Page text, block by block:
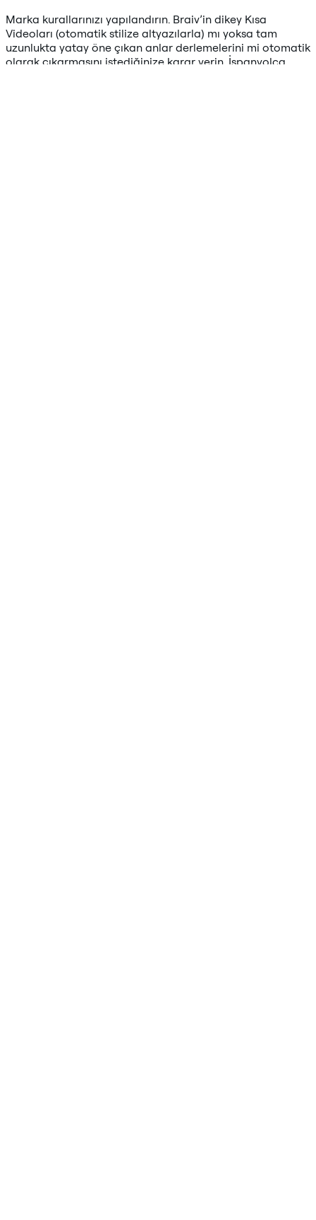
Marka kurallarınızı yapılandırın. Braiv’in dikey Kısa
Videoları (otomatik stilize altyazılarla) mı yoksa tam
uzunlukta yatay öne çıkan anlar derlemelerini mi otomatik
olarak çıkarmasını istediğinize karar verin. İspanyolca,